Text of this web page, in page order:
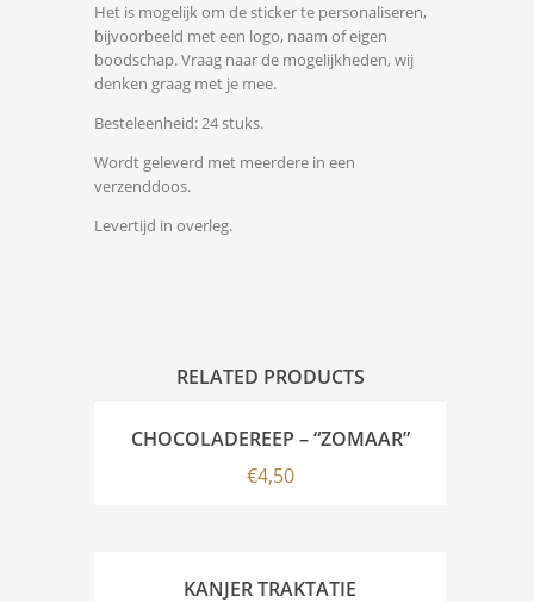
Het is mogelijk om de sticker te personaliseren,
bijvoorbeeld met een logo, naam of eigen
boodschap. Vraag naar de mogelijkheden, wij
denken graag met je mee.
Besteleenheid: 24 stuks.
Wordt geleverd met meerdere in een
verzenddoos.
Levertijd in overleg.
RELATED PRODUCTS
CHOCOLADEREEP – “ZOMAAR”
€4,50
KANJER TRAKTATIE